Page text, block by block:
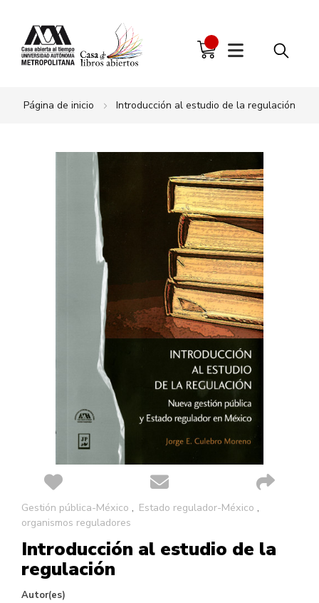
Página de inicio Introducción al estudio de la regulación
Saltar
galería
Gestión pública-México
Estado regulador-México
organismos reguladores
Introducción al estudio de la
regulación
Autor(es)